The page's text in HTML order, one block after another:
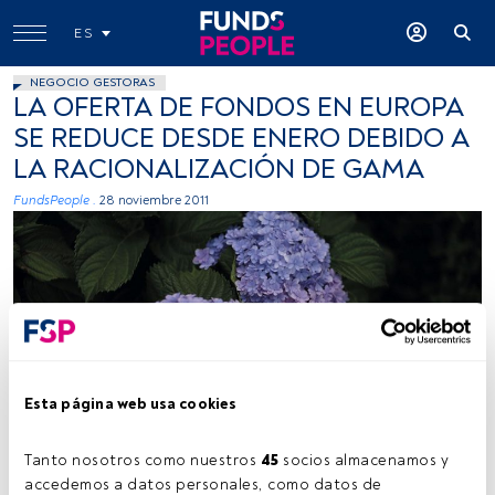
Esta página web usa cookies
Tanto nosotros como nuestros 45 socios almacenamos y
accedemos a datos personales, como datos de
ES
NEGOCIO GESTORAS
LA OFERTA DE FONDOS EN EUROPA
SE REDUCE DESDE ENERO DEBIDO A
LA RACIONALIZACIÓN DE GAMA
FundsPeople . 28 noviembre 2011
Tiempo lectura: 2 min.